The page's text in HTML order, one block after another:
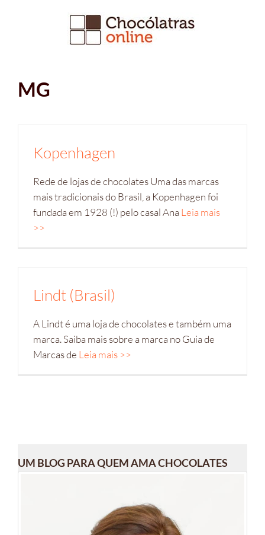
MG
Kopenhagen
Rede de lojas de chocolates Uma das marcas
mais tradicionais do Brasil, a Kopenhagen foi
fundada em 1928 (!) pelo casal Ana Leia mais
>>
Lindt (Brasil)
A Lindt é uma loja de chocolates e também uma
marca. Saiba mais sobre a marca no Guia de
Marcas de Leia mais >>
UM BLOG PARA QUEM AMA CHOCOLATES